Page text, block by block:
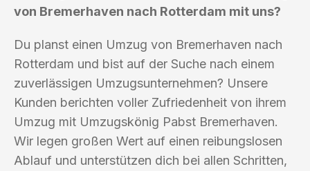
von Bremerhaven nach Rotterdam mit uns?
Du planst einen Umzug von Bremerhaven nach
Rotterdam und bist auf der Suche nach einem
zuverlässigen Umzugsunternehmen? Unsere
Kunden berichten voller Zufriedenheit von ihrem
Umzug mit Umzugskönig Pabst Bremerhaven.
Wir legen großen Wert auf einen reibungslosen
Ablauf und unterstützen dich bei allen Schritten,